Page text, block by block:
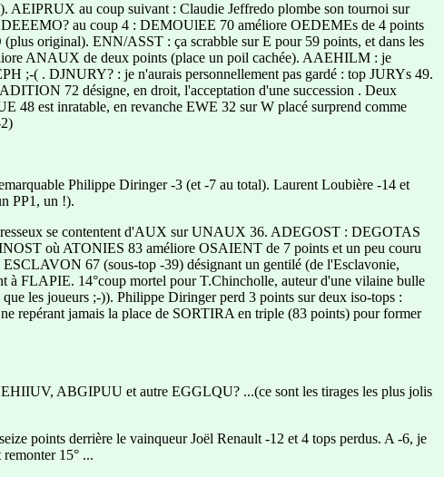
au coup suivant : Claudie Jeffredo plombe son tournoi sur
au coup 4 : DEMOUlEE 70 améliore OEDEMEs de 4 points
original). ENN/ASST : ça scrabble sur E pour 59 points, et dans les
ANAUX de deux points (place un poil cachée). AAEHILM : je
( . DJNURY? : je n'aurais personnellement pas gardé : top JURYs 49.
72 désigne, en droit, l'acceptation d'une succession . Deux
48 est inratable, en revanche EWE 32 sur W placé surprend comme
Philippe Diringer -3 (et -7 au total). Laurent Loubière -14 et
PP1, un !).
se contentent d'AUX sur UNAUX 36. ADEGOST : DEGOTAS
où ATONIES 83 améliore OSAIENT de 7 points et un peu couru
ESCLAVON 67 (sous-top -39) désignant un gentilé (de l'Esclavonie,
à FLAPIE. 14°coup mortel pour T.Chincholle, auteur d'une vilaine bulle
les joueurs ;-)). Philippe Diringer perd 3 points sur deux iso-tops :
repérant jamais la place de SORTIRA en triple (83 points) pour former
ABGIPUU et autre EGGLQU? ...(ce sont les tirages les plus jolis
points derrière le vainqueur Joël Renault -12 et 4 tops perdus. A -6, je
15° ...